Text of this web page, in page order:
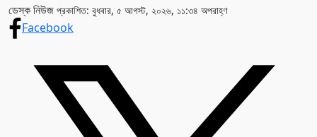
ডেস্ক নিউজ প্রকাশিত: বুধবার, ৫ আগস্ট, ২০২৬, ১১:৩৪ অপরাহ্ণ
Facebook